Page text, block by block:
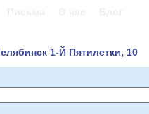
1-Й Пятилетки, 10